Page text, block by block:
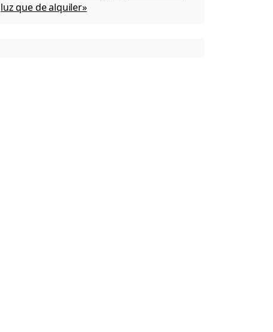
luz que de alquiler»